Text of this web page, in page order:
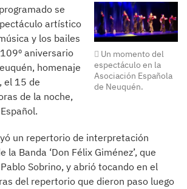
Un momento del
espectáculo en la
Asociación Española
de Neuquén.
se
artístico
y los bailes
aniversario
homenaje
el 15 de
de la noche,
un repertorio de interpretación
la Banda ‘Don Félix Giménez’, que
Sobrino, y abrió tocando en el
del repertorio que dieron paso luego